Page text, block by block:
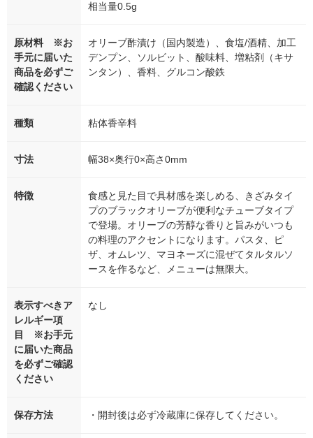
相当量0.5g
原材料 ※お
手元に届いた
商品を必ずご
確認ください
オリーブ酢漬け（国内製造）、食塩/酒精、加工
デンプン、ソルビット、酸味料、増粘剤（キサ
ンタン）、香料、グルコン酸鉄
種類 粘体香辛料
寸法 幅38×奥行0×高さ0mm
特徴
食感と見た目で具材感を楽しめる、きざみタイ
プのブラックオリーブが便利なチューブタイプ
で登場。オリーブの芳醇な香りと旨みがいつも
の料理のアクセントになります。パスタ、ピ
ザ、オムレツ、マヨネーズに混ぜてタルタルソ
ースを作るなど、メニューは無限大。
表示すべきア
レルギー項
目 ※お手元
に届いた商品
を必ずご確認
ください
なし
保存方法 ・開封後は必ず冷蔵庫に保存してください。